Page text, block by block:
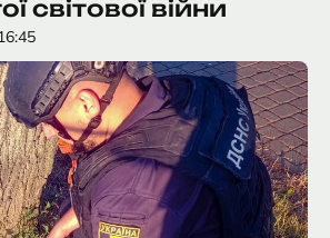
світової війни